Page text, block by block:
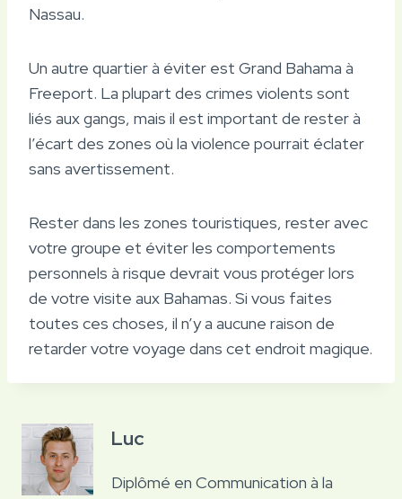
Nassau.
Un autre quartier à éviter est Grand Bahama à
Freeport. La plupart des crimes violents sont
liés aux gangs, mais il est important de rester à
l’écart des zones où la violence pourrait éclater
sans avertissement.
Rester dans les zones touristiques, rester avec
votre groupe et éviter les comportements
personnels à risque devrait vous protéger lors
de votre visite aux Bahamas. Si vous faites
toutes ces choses, il n’y a aucune raison de
retarder votre voyage dans cet endroit magique.
Luc
Diplômé en Communication à la